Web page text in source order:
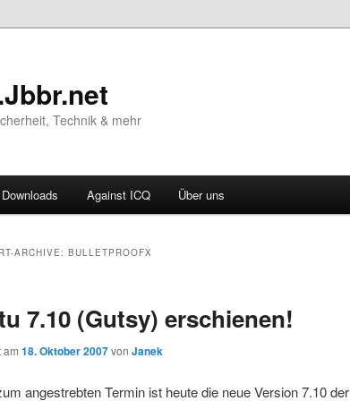
Technik & mehr
Downloads Against ICQ Über uns
ARCHIVE:BULLETPROOFX
7.10 (Gutsy) erschienen!
am18. Oktober 2007 vonJanek
angestrebten Termin ist heute die neue Version 7.10 der